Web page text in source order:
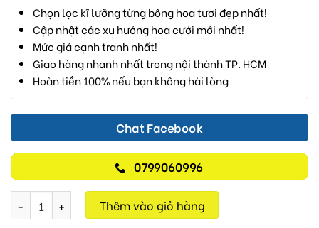
Chọn lọc kĩ lưỡng từng bông hoa tươi đẹp nhất!
Cập nhật các xu hướng hoa cưới mới nhất!
Mức giá cạnh tranh nhất!
Giao hàng nhanh nhất trong nội thành TP. HCM
Hoàn tiền 100% nếu bạn không hài lòng
Chat Facebook
0799060996
Nắng Cuối Trời M112 số lượngThêm vào giỏ hàng